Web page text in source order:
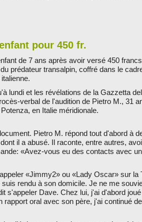
pour 450 fr.
de 7 ans après avoir versé 450
prédateur transalpin, coffré dans le
lundi et les révélations de la Gazzetta
verbal de l'audition de Pietro M., 31
en Italie méridionale.
Pietro M. répond tout d'abord à
il a abusé. Il raconte, entre autres,
«Avez-vous eu des contacts avec
«Jimmy2» ou «Lady Oscar» sur
rendu à son domicile. Je ne me
s'appeler Dave. Chez lui, j'ai d'abord
rapport oral avec son père, j'ai continué